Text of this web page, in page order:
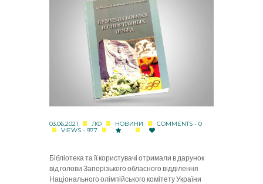
03.06.2021 ЛФ НОВИНИ
COMMENTS - 0
VIEWS - 977
Бібліотека та її користувачі отримали в дарунок
від голови Запорізького обласного відділення
Національного олімпійського комітету України